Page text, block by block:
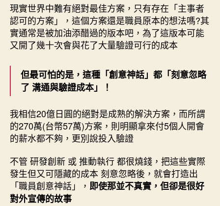
現實世界中難有絕對最佳方案，只有存在「主事者
認可的方案」，這個方案還是職員原本的想法嗎?其
實通常是被加油添醋過的版本吧，為了這版本可能
又開了幾十次會與花了大量驗證可行的成本
但最可怕的是，這種「創意神話」都「刻意忽略
了 溝通與驗證成本」！
我相信20億日圓的絕對是成熟的解決方案，而所謂
的270萬(台幣57萬)方案，則明顯拿來付5個人開會
的薪水都不夠，更別說投入驗證
不管 研發創新 或 推動執行 都很燒錢，把這些實際
發生但又可隱藏的成本 刻意忽略後，就會打造出
「職員創意神話」， 即使那並不真實，但卻是很好
對外宣傳的故事